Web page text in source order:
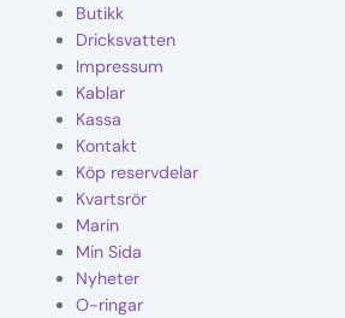
Butikk
Dricksvatten
Impressum
Kablar
Kassa
Kontakt
Köp reservdelar
Kvartsrör
Marin
Min Sida
Nyheter
O-ringar